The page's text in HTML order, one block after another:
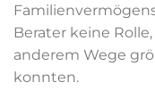
Berater keine
anderem Wege
konnten.